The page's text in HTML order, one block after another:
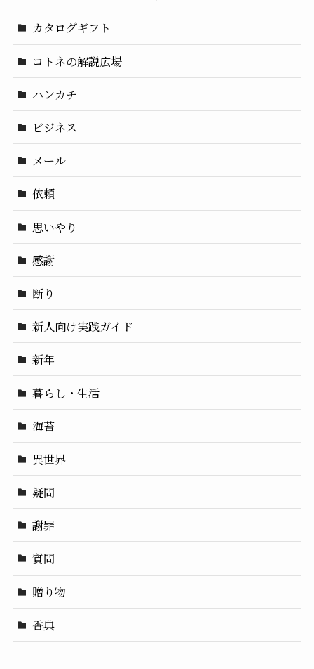
カタログギフト
コトネの解説広場
ハンカチ
ビジネス
メール
依頼
思いやり
感謝
断り
新人向け実践ガイド
新年
暮らし・生活
海苔
異世界
疑問
謝罪
質問
贈り物
香典